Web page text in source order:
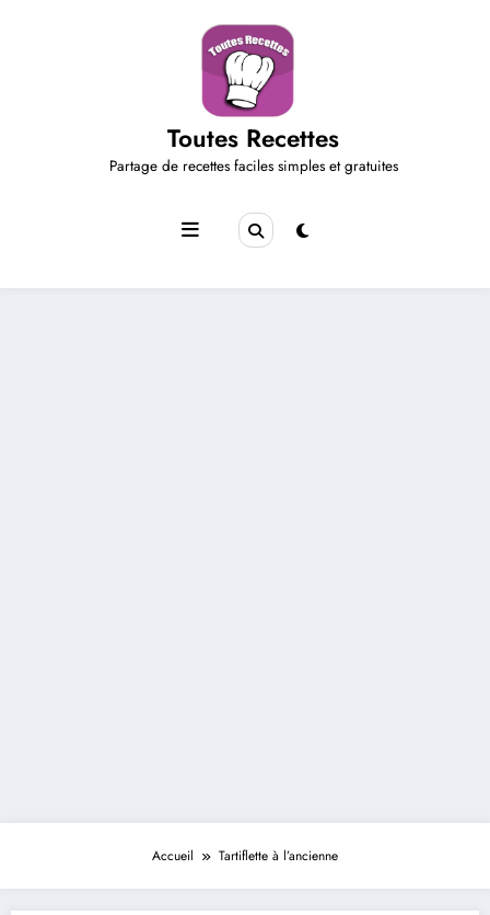
Toutes Recettes
Partage de recettes faciles simples et gratuites
Accueil Tartiflette à l’ancienne